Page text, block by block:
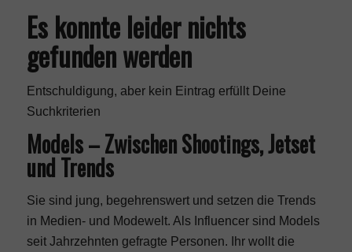
Es konnte leider nichts
gefunden werden
Entschuldigung, aber kein Eintrag erfüllt Deine
Suchkriterien
Models – Zwischen Shootings, Jetset
und Trends
Sie sind jung, begehrenswert und setzen die Trends
in Medien- und Modewelt. Als Influencersind Models
seit Jahrzehnten gefragte Personen. Ihr wollt die